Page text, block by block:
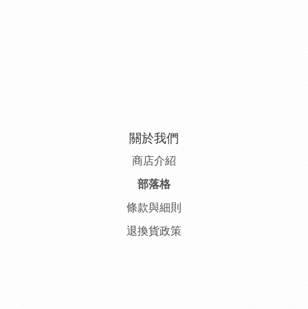
關於我們
商店介紹
部落格
條款與細則
退換貨政策